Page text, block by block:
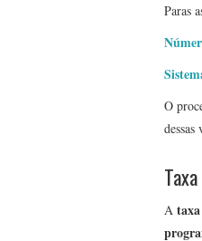
Paras
O
dessas
A